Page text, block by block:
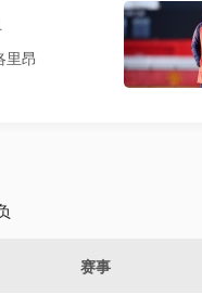
里昂
赛事